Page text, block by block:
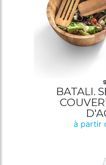
BATALI.
à partir